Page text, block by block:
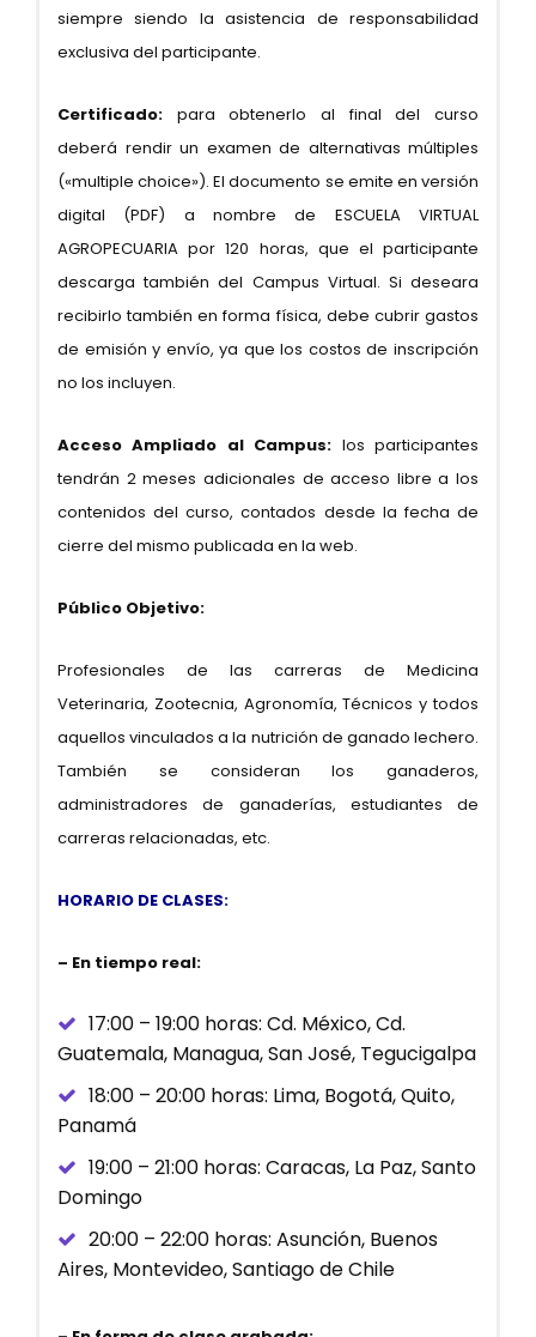
siempre siendo la asistencia de responsabilidad
exclusiva del participante.
Certificado: para obtenerlo al final del curso
deberá rendir un examen de alternativas múltiples
(«multiple choice»). El documento se emite en versión
digital (PDF) a nombre de ESCUELA VIRTUAL
AGROPECUARIA por 120 horas, que el participante
descarga también del Campus Virtual. Si deseara
recibirlo también en forma física, debe cubrir gastos
de emisión y envío, ya que los costos de inscripción
no los incluyen.
Acceso Ampliado al Campus: los participantes
tendrán 2 meses adicionales de acceso libre a los
contenidos del curso, contados desde la fecha de
cierre del mismo publicada en la web.
Público Objetivo:
Profesionales de las carreras de Medicina
Veterinaria, Zootecnia, Agronomía, Técnicos y todos
aquellos vinculados a la nutrición de ganado lechero.
También se consideran los ganaderos,
administradores de ganaderías, estudiantes de
carreras relacionadas, etc.
HORARIO DE CLASES:
– En tiempo real:
17:00 – 19:00 horas: Cd. México, Cd.
Guatemala, Managua, San José, Tegucigalpa
18:00 – 20:00 horas: Lima, Bogotá, Quito,
Panamá
19:00 – 21:00 horas: Caracas, La Paz, Santo
Domingo
20:00 – 22:00 horas: Asunción, Buenos
Aires, Montevideo, Santiago de Chile